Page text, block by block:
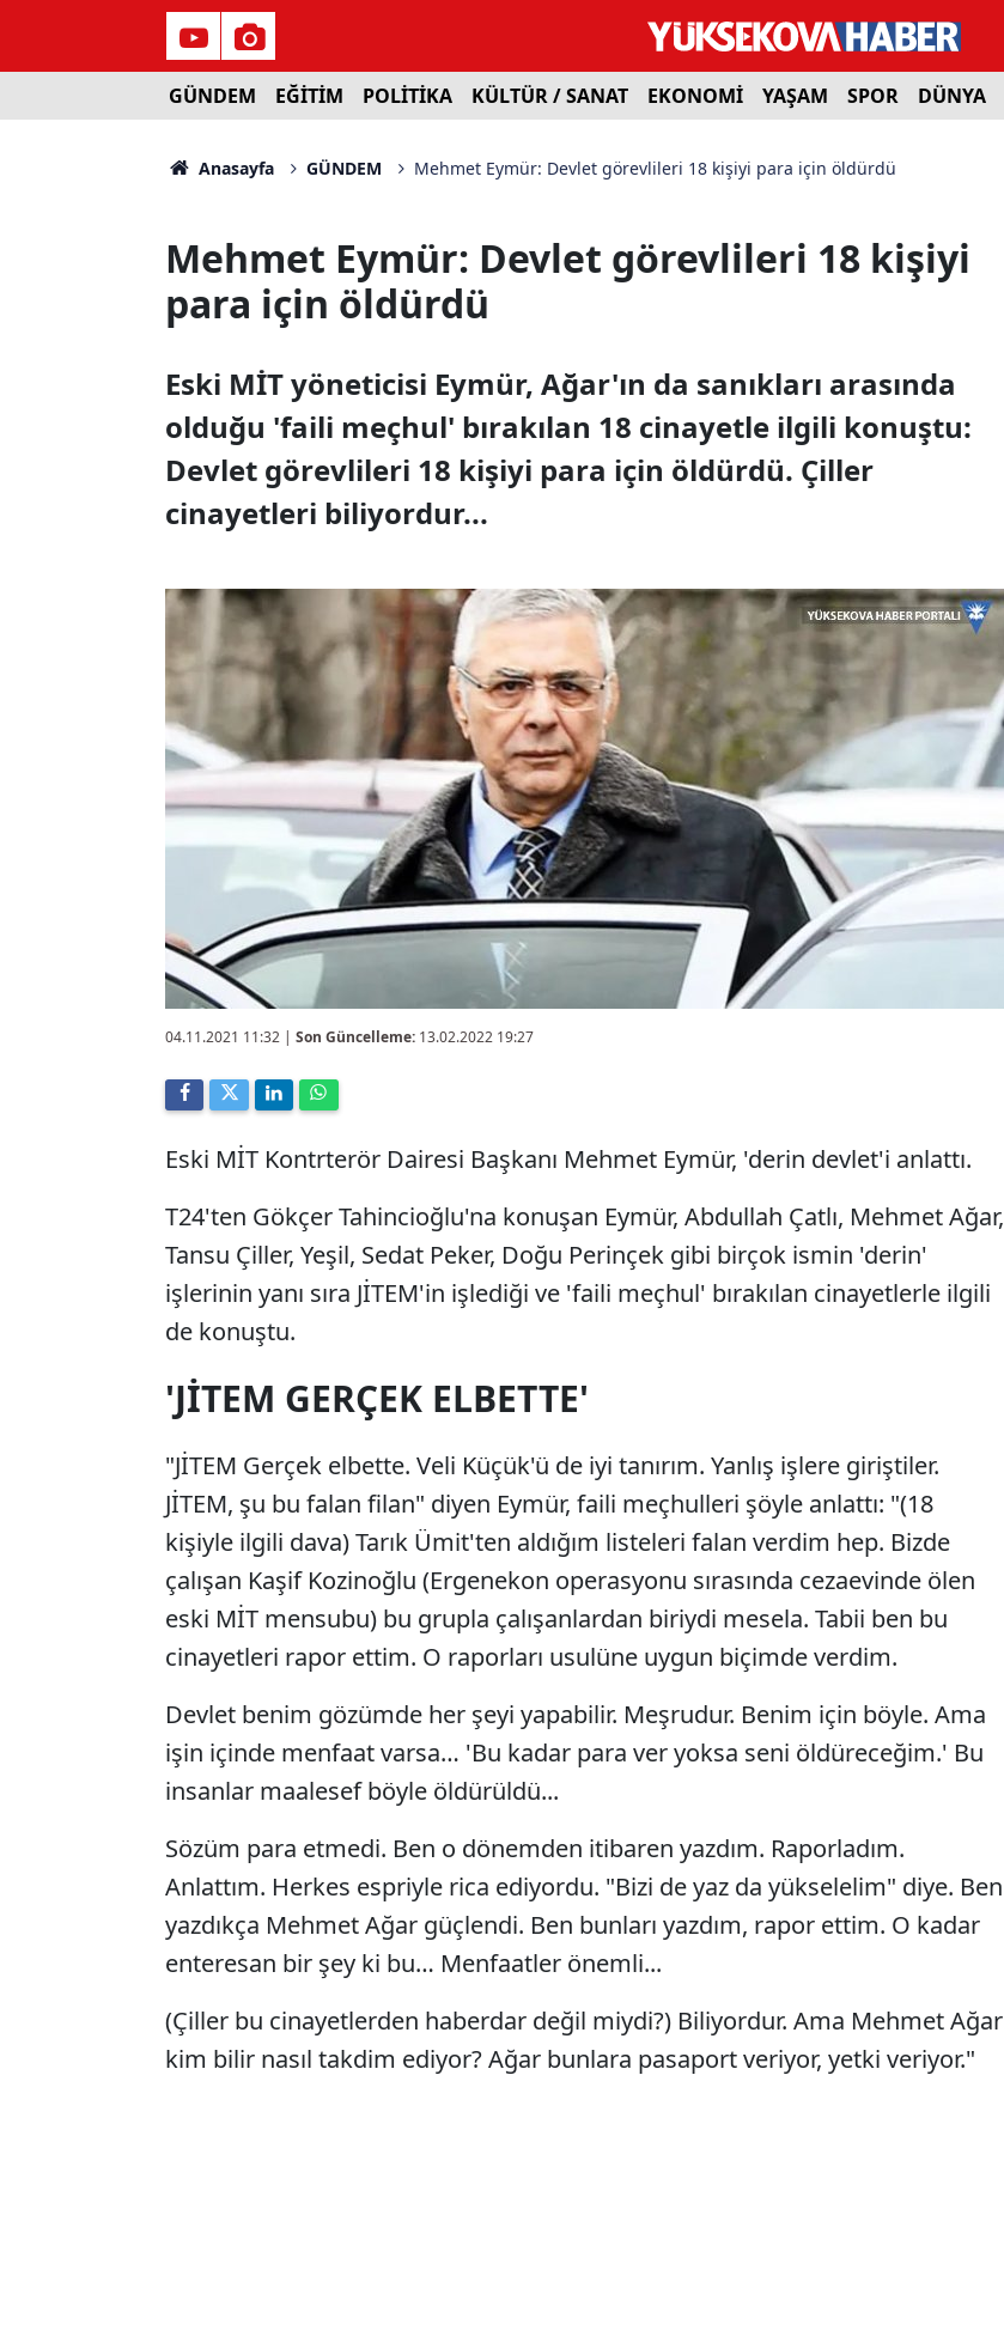
GÜNDEM EĞİTİM POLİTİKA KÜLTÜR / SANAT EKONOMİ YAŞAM SPOR DÜNYA
Anasayfa GÜNDEM Mehmet Eymür: Devlet görevlileri 18 kişiyi para için öldürdü
Mehmet Eymür: Devlet görevlileri 18 kişiyi
para için öldürdü
Eski MİT yöneticisi Eymür, Ağar'ın da sanıkları arasında
olduğu 'faili meçhul' bırakılan 18 cinayetle ilgili konuştu:
Devlet görevlileri 18 kişiyi para için öldürdü. Çiller
cinayetleri biliyordur...
04.11.2021 11:32 | Son Güncelleme: 13.02.2022 19:27
Eski MİT Kontrterör Dairesi Başkanı Mehmet Eymür, 'derin devlet'i anlattı.
T24'ten Gökçer Tahincioğlu'na konuşan Eymür, Abdullah Çatlı, Mehmet Ağar,
Tansu Çiller, Yeşil, Sedat Peker, Doğu Perinçek gibi birçok ismin 'derin'
işlerinin yanı sıra JİTEM'in işlediği ve 'faili meçhul' bırakılan cinayetlerle ilgili
de konuştu.
'JİTEM GERÇEK ELBETTE'
"JİTEM Gerçek elbette. Veli Küçük'ü de iyi tanırım. Yanlış işlere giriştiler.
JİTEM, şu bu falan filan" diyen Eymür, faili meçhulleri şöyle anlattı: "(18
kişiyle ilgili dava) Tarık Ümit'ten aldığım listeleri falan verdim hep. Bizde
çalışan Kaşif Kozinoğlu (Ergenekon operasyonu sırasında cezaevinde ölen
eski MİT mensubu) bu grupla çalışanlardan biriydi mesela. Tabii ben bu
cinayetleri rapor ettim. O raporları usulüne uygun biçimde verdim.
Devlet benim gözümde her şeyi yapabilir. Meşrudur. Benim için böyle. Ama
işin içinde menfaat varsa… 'Bu kadar para ver yoksa seni öldüreceğim.' Bu
insanlar maalesef böyle öldürüldü...
Sözüm para etmedi. Ben o dönemden itibaren yazdım. Raporladım.
Anlattım. Herkes espriyle rica ediyordu. "Bizi de yaz da yükselelim" diye. Ben
yazdıkça Mehmet Ağar güçlendi. Ben bunları yazdım, rapor ettim. O kadar
enteresan bir şey ki bu… Menfaatler önemli...
(Çiller bu cinayetlerden haberdar değil miydi?) Biliyordur. Ama Mehmet Ağar
kim bilir nasıl takdim ediyor? Ağar bunlara pasaport veriyor, yetki veriyor."